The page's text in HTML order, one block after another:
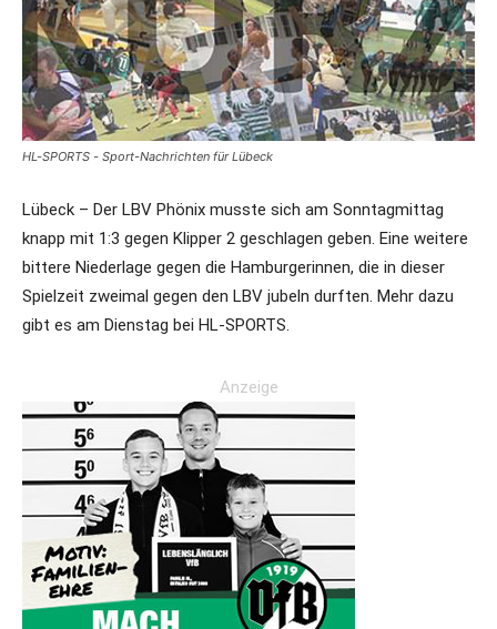
HL-SPORTS - Sport-Nachrichten für Lübeck
Lübeck – Der LBV Phönix musste sich am Sonntagmittag
knapp mit 1:3 gegen Klipper 2 geschlagen geben. Eine weitere
bittere Niederlage gegen die Hamburgerinnen, die in dieser
Spielzeit zweimal gegen den LBV jubeln durften. Mehr dazu
gibt es am Dienstag bei HL-SPORTS.
Anzeige